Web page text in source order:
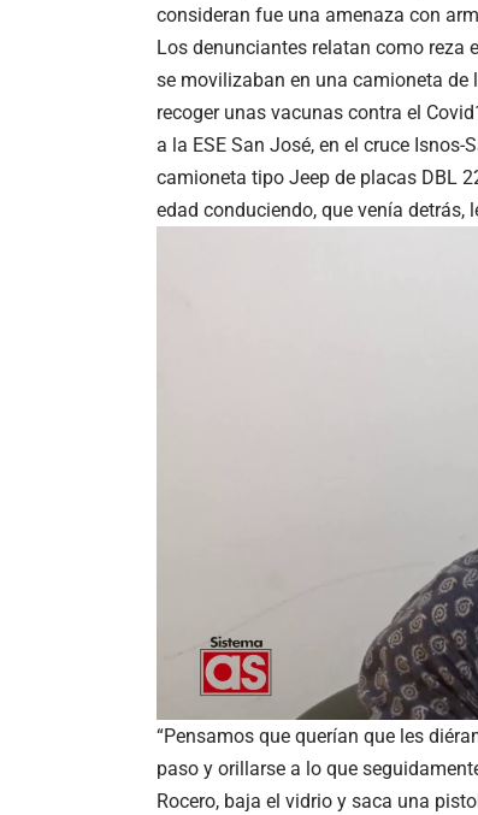
consideran fue una amenaza con
Los denunciantes relatan como reza
se movilizaban en una camioneta de
recoger unas vacunas contra el
a la ESE San José, en el cruce
camioneta tipo Jeep de placas DBL
edad conduciendo, que venía detrás,
“Pensamos que querían que les
paso y orillarse a lo que
Rocero, baja el vidrio y saca una